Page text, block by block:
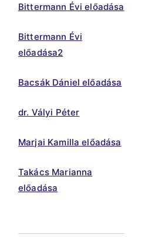
Bittermann Évi előadása
Bittermann Évi
előadása2
Bacsák Dániel előadása
dr. Vályi Péter
Marjai Kamilla előadása
Takács Marianna
előadása